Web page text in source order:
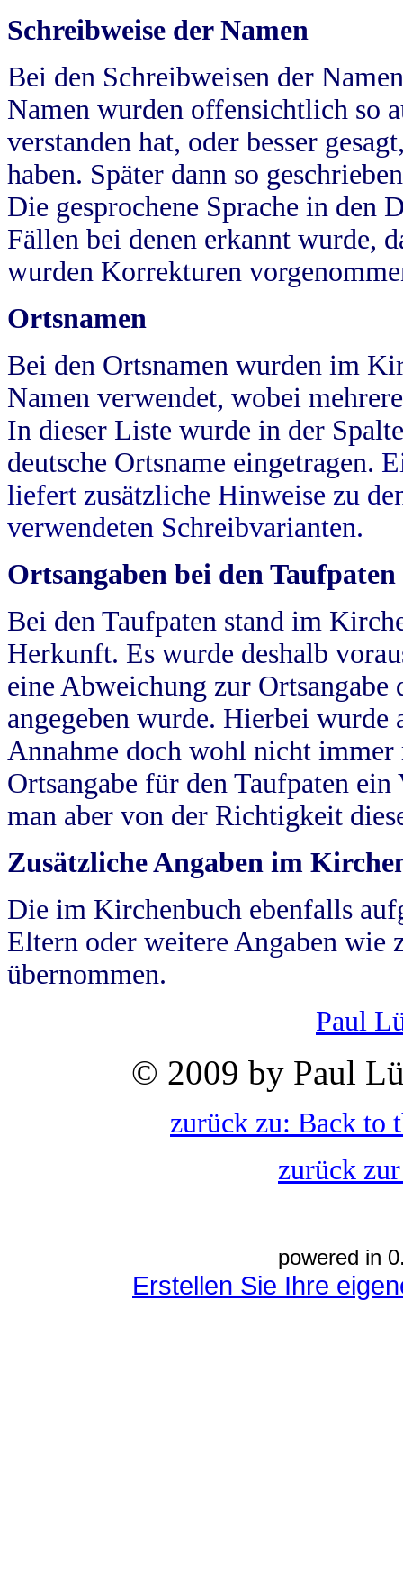
Schreibweise der Namen
Bei den Schreibweisen der
Namen wurden offensichtlich so
verstanden hat, oder besser
haben. Später dann so
Die gesprochene Sprache in
Fällen bei denen erkannt wurde,
wurden Korrekturen
Ortsnamen
Bei den Ortsnamen wurden im
Namen verwendet, wobei
In dieser Liste wurde in der
deutsche Ortsname eingetragen.
liefert zusätzliche Hinweise zu
verwendeten Schreibvarianten.
Ortsangaben bei den Taufpaten
Bei den Taufpaten stand im
Herkunft. Es wurde deshalb
eine Abweichung zur
angegeben wurde. Hierbei wurde
Annahme doch wohl nicht
Ortsangabe für den Taufpaten
man aber von der Richtigkeit
Zusätzliche Angaben im
Die im Kirchenbuch ebenfalls
Eltern oder weitere Angaben wie
übernommen.
Paul
© 2009 by Paul
zurück zu: Back to
zurück
powered in
Erstellen Sie Ihre